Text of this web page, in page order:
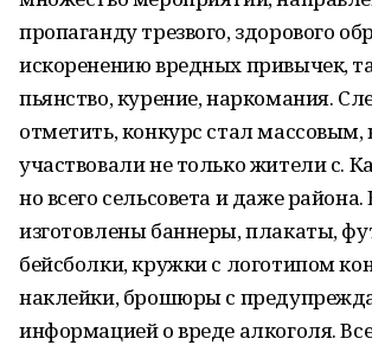
пропаганду трезвого, здорового
искоренению вредных привычек,
пьянство, курение, наркомания.
отметить, конкурс стал массовым,
участвовали не только жители с.
но всего сельсовета и даже
изготовлены баннеры, плакаты,
бейсболки, кружки с логотипом
наклейки, брошюры с
информацией о вреде алкоголя.